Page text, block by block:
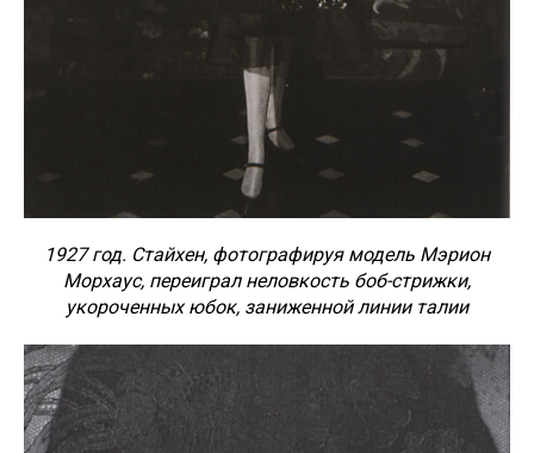
1927 год. Стайхен, фотографируя модель Мэрион
Морхаус, переиграл неловкость боб-стрижки,
укороченных юбок, заниженной линии талии